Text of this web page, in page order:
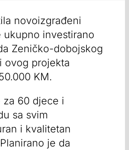
novoizgrađeni
investirano
Zeničko-dobojskog
ovog projekta
KM.
za 60 djece i
sa svim
i kvalitetan
je da